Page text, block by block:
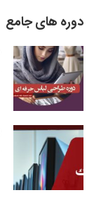
دوره های جامع